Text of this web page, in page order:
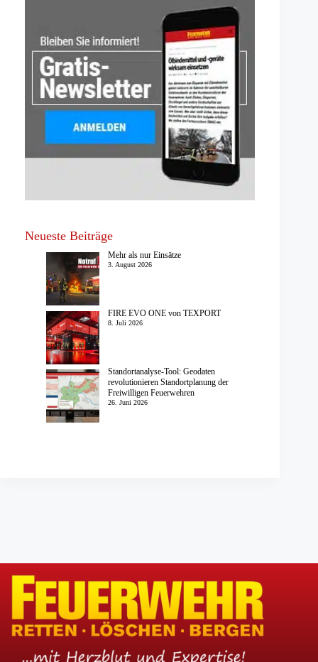
Neueste Beiträge
Mehr als nur Einsätze
3. August 2026
FIRE EVO ONE von TEXPORT
8. Juli 2026
Standortanalyse-Tool: Geodaten
revolutionieren Standortplanung der
Freiwilligen Feuerwehren
26. Juni 2026